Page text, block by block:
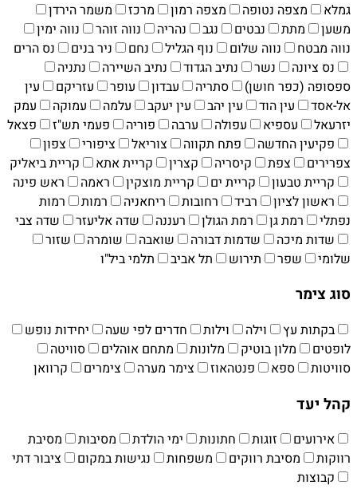
גמלא
מצפה נטופה מצפה רמון מרכז
משמר הירדן
משען
מתת נבטים נגב נהריה נווה זוהר
נווה ימין
נווה מבטח
נווה שלום נוף הגליל נחם ניר בנים
נס הרים
נס ציונה
נשר נתיב הגדוד נתיב השיירה
נתניה
ספסופה (כפר חושן)
סתריה עבדון עופר עזריקם
עין
אל-אסד
עין הוד עין יהב עין יעקב עלמה עמוקה
עמק
יזרעאל
עספיא עפולה ערבה פוריה פעמי תש"ז
פצאל
פקיעין החדשה
פתח תקווה צוריאל ציפורי
צפון
צפרירים
צפת קיסריה קצרין קריית אתא
קריית ביאליק
קריית טבעון
קריית ים‏ קריית מוצקין ראמה
ראש פינה
ראשון לציון
רביד רחובות ריחאניה רמות
רמות
נפתלי
רמת גן רמת הגולן רעננה שדה אליעזר
שדה צבי
שדות מיכה
שדמות דבורה שואבה שומרה
שזור
שלומי
שפר תירוש תל אביב תלמי ביל"ו
סוג צימר
בקתות עץ וילה וילות חדרים לפי שעה
יחידות נופש
לופטים
מלון בוטיק מלונות מתחם אוהלים
סוויטה
סוויטות
ספא פנטהאוז צימר מערה צימרים קרוואן
קהל יעד
אירועים זוגות חתונות ימי הולדת מסיבות
מסיבת
רווקות
מסיבת רווקים משפחות נגישות במקום
ציבור דתי
קבוצות